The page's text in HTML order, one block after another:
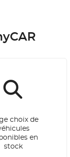
choix de
en
stock